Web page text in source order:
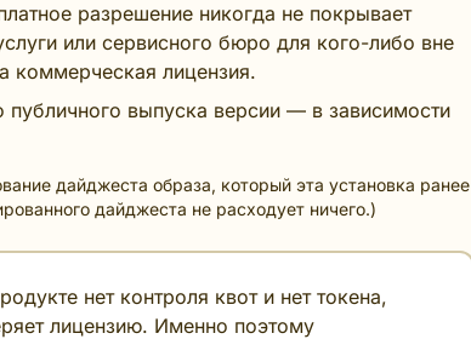
разрешение никогда не покрывает
или сервисного бюро для кого-либо вне
коммерческая лицензия.
выпуска версии — в зависимости
дайджеста образа, который эта установка ранее
дайджеста не расходует ничего.)
нет контроля квот и нет токена,
лицензию. Именно поэтому